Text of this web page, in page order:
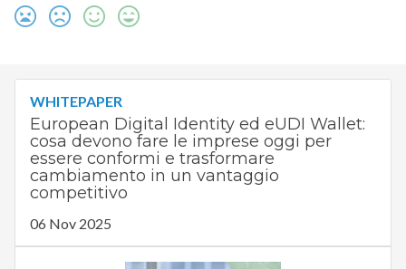
WHITEPAPER
European Digital Identity ed eUDI Wallet:
cosa devono fare le imprese oggi per
essere conformi e trasformare
cambiamento in un vantaggio
competitivo
06 Nov 2025